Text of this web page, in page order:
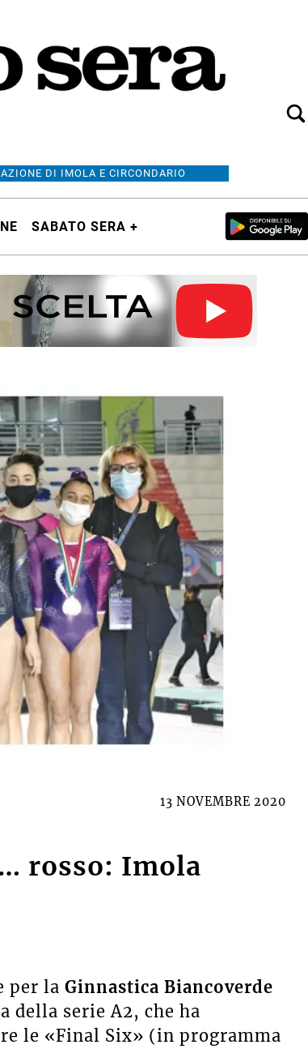
DI IMOLA E CIRCONDARIO
SABATO SERA +
13 NOVEMBRE 2020
rosso: Imola
per la Ginnastica Biancoverde
della serie A2, che ha
le «Final Six» (in programma